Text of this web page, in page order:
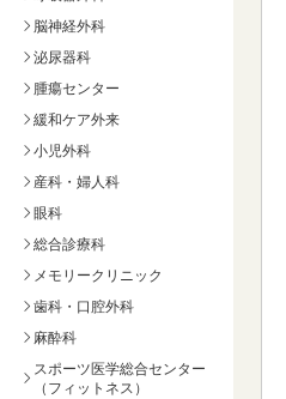
脳神経外科
泌尿器科
腫瘍センター
緩和ケア外来
小児外科
産科・婦人科
眼科
総合診療科
メモリークリニック
歯科・口腔外科
麻酔科
スポーツ医学総合センター
（フィットネス）